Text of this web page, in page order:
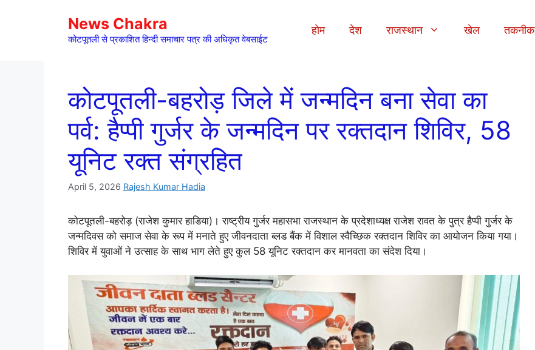
News Chakra
कोटपूतली से प्रकाशित हिन्दी समाचार पत्र की अधिकृत वेबसाईट
होम देश राजस्थान खेल तकनीक
कोटपूतली-बहरोड़ जिले में जन्मदिन बना सेवा का
पर्व: हैप्पी गुर्जर के जन्मदिन पर रक्तदान शिविर, 58
यूनिट रक्त संग्रहित
April 5, 2026 Rajesh Kumar Hadia
कोटपूतली-बहरोड़ (राजेश कुमार हाडिया)। राष्ट्रीय गुर्जर महासभा राजस्थान के प्रदेशाध्यक्ष राजेश रावत के पुत्र हैप्पी गुर्जर के
जन्मदिवस को समाज सेवा के रूप में मनाते हुए जीवनदाता ब्लड बैंक में विशाल स्वैच्छिक रक्तदान शिविर का आयोजन किया गया।
शिविर में युवाओं ने उत्साह के साथ भाग लेते हुए कुल 58 यूनिट रक्तदान कर मानवता का संदेश दिया।